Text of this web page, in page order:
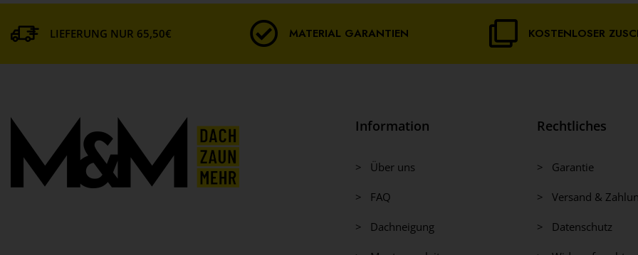
LIEFERUNG NUR 65,50€ MATERIAL GARANTIEN KOSTENLOSER
Information
> Über uns
> FAQ
> Dachneigung
Rechtliches
> Garantie
> Versand &
> Datenschutz